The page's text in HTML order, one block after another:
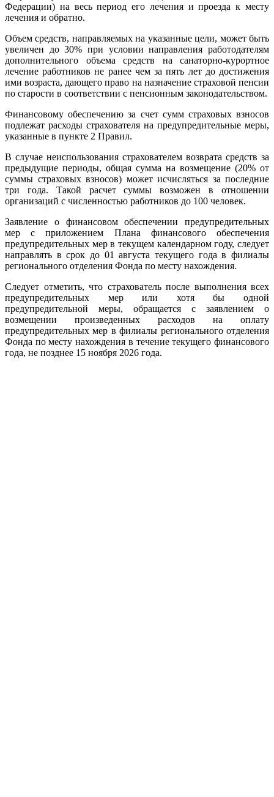
Федерации) на весь период его лечения и проезда к месту
лечения и обратно.
Объем средств, направляемых на указанные цели, может быть
увеличен до 30% при условии направления работодателям
дополнительного объема средств на санаторно-курортное
лечение работников не ранее чем за пять лет до достижения
ими возраста, дающего право на назначение страховой пенсии
по старости в соответствии с пенсионным законодательством.
Финансовому обеспечению за счет сумм страховых взносов
подлежат расходы страхователя на предупредительные меры,
указанные в пункте 2 Правил.
В случае неиспользования страхователем возврата средств за
предыдущие периоды, общая сумма на возмещение (20% от
суммы страховых взносов) может исчисляться за последние
три года. Такой расчет суммы возможен в отношении
организаций с численностью работников до 100 человек.
Заявление о финансовом обеспечении предупредительных
мер с приложением Плана финансового обеспечения
предупредительных мер в текущем календарном году, следует
направлять в срок до 01 августа текущего года в филиалы
регионального отделения Фонда по месту нахождения.
Следует отметить, что страхователь после выполнения всех
предупредительных мер или хотя бы одной
предупредительной меры, обращается с заявлением о
возмещении произведенных расходов на оплату
предупредительных мер в филиалы регионального отделения
Фонда по месту нахождения в течение текущего финансового
года, не позднее 15 ноября 2026 года.